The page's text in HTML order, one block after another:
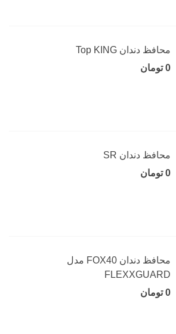
محافظ دندان Top KING
0 تومان
محافظ دندان SR
0 تومان
محافظ دندان FOX40 مدل
FLEXXGUARD
0 تومان